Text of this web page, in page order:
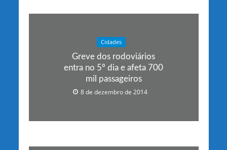
Cidades
Greve dos rodoviários
entra no 5º dia e afeta 700
mil passageiros
8 de dezembro de 2014